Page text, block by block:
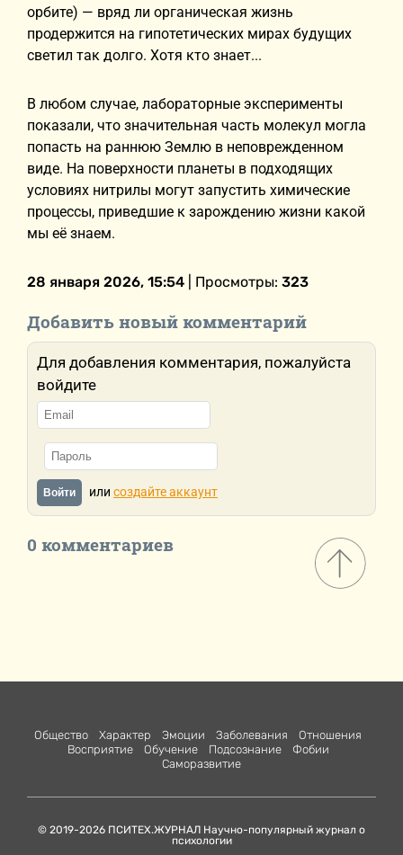
орбите) — вряд ли органическая жизнь
продержится на гипотетических мирах будущих
светил так долго. Хотя кто знает...
В любом случае, лабораторные эксперименты
показали, что значительная часть молекул могла
попасть на раннюю Землю в неповрежденном
виде. На поверхности планеты в подходящих
условиях нитрилы могут запустить химические
процессы, приведшие к зарождению жизни какой
мы её знаем.
28 января 2026, 15:54 | Просмотры: 323
Добавить новый комментарий
Для добавления комментария, пожалуйста
войдите
Войти или создайте аккаунт
0 комментариев
Общество Характер Эмоции Заболевания
Отношения
Восприятие
Обучение Подсознание
Фобии
Саморазвитие
© 2019-2026 ПСИТЕХ.ЖУРНАЛ Научно-популярный журнал о
психологии